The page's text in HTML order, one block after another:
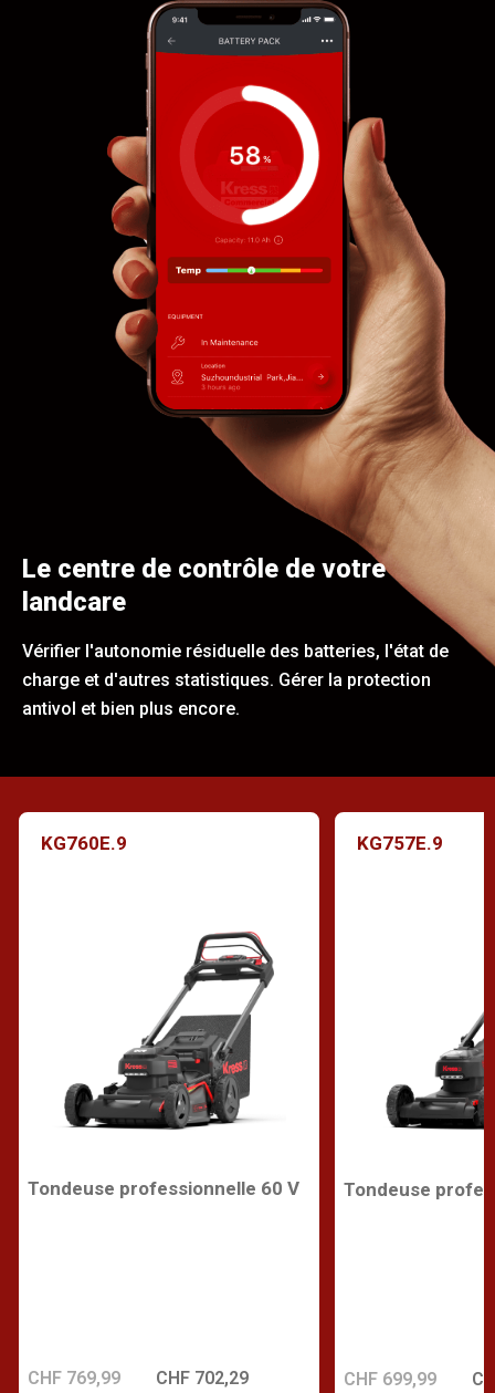
Le centre de contrôle de votre
landcare
Vérifier l'autonomie résiduelle des batteries, l'état de
charge et d'autres statistiques. Gérer la protection
antivol et bien plus encore.
KG760E.9
Tondeuse professionnelle 60 V
CHF 702,29
CHF 769,99
KG757E.9
Tondeuse
CHF 699,99